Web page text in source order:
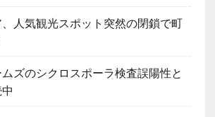
人気観光スポット突然の閉鎖で町
ズのシクロスポーラ検査誤陽性と